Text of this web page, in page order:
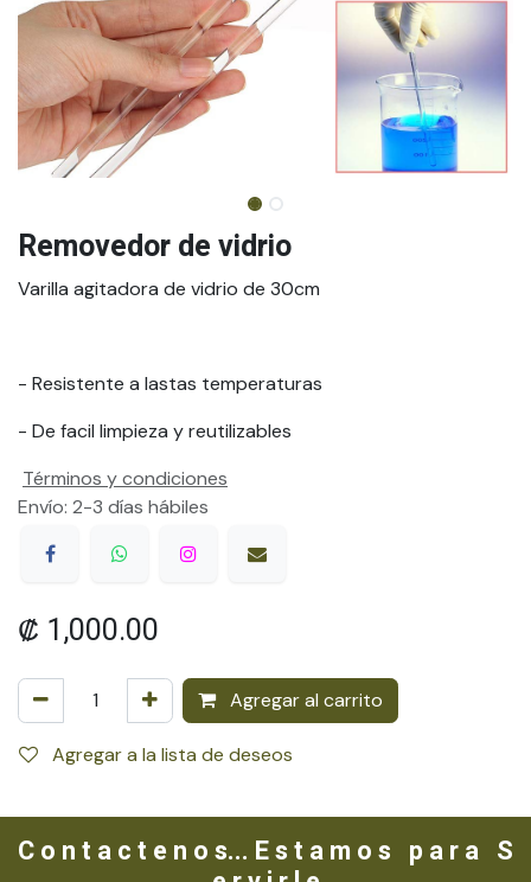
Removedor de vidrio
Varilla agitadora de vidrio de 30cm
- Resistente a lastas temperaturas
- De facil limpieza y reutilizables
₡ 1,000.00
Agregar al carrito
Agregar a la lista de deseos
Términos y condiciones
Envío: 2-3 días hábiles
C o n t a c t e n o s... E s t a m o s p a r a S